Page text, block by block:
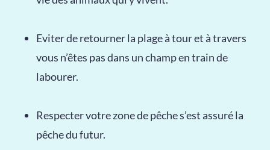
Eviter de retourner la plage à tour et à travers
vous n’êtes pas dans un champ en train de
labourer.
Respecter votre zone de pêche s’est assuré la
pêche du futur.